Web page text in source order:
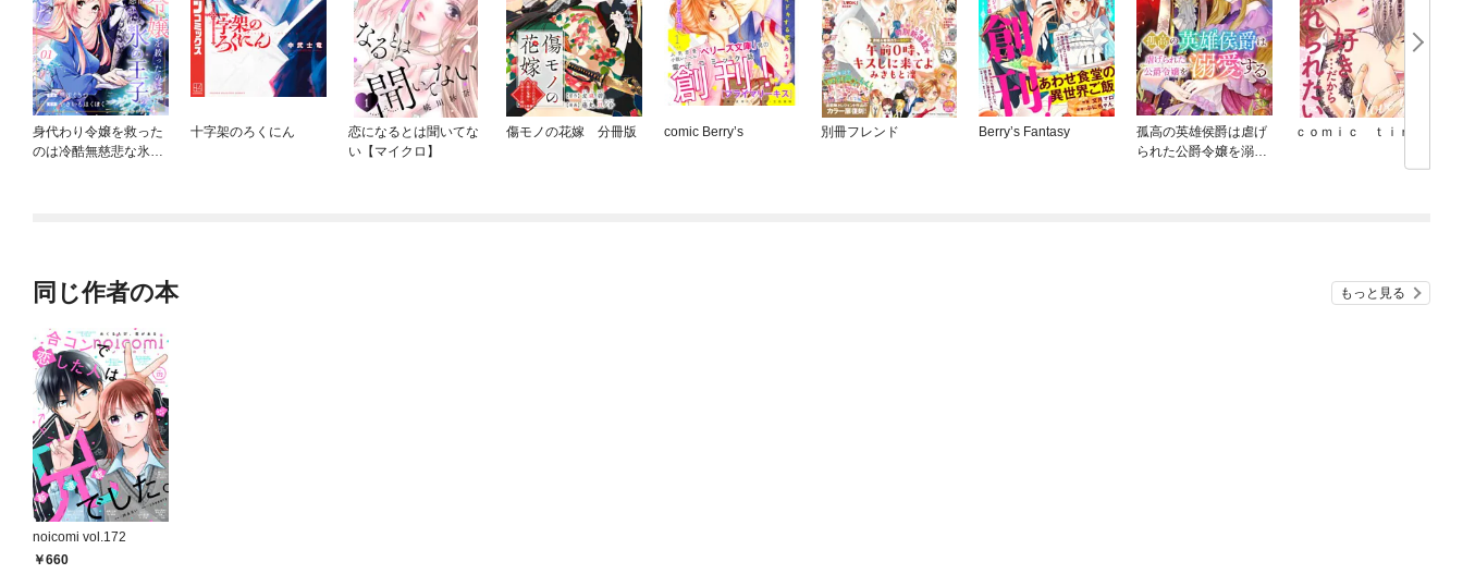
身代わり令嬢を救った
のは冷酷無慈悲な氷の
十字架のろくにん
恋になるとは聞いてな
い【マイクロ】
傷モノの花嫁 分冊版 comic Berry’s 別冊フレンド Berry’s Fantasy
孤高の英雄侯爵は虐げ
られた公爵令嬢を溺愛
ｃｏｍｉｃ ｔｉｎｔ
同じ作者の本 もっと見る
noicomi vol.172
660